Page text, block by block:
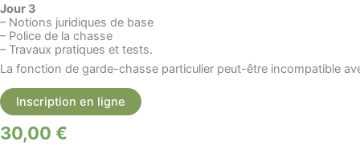
Jour 3
– Notions juridiques de base
– Police de la chasse
– Travaux pratiques et tests.
La fonction de garde-chasse particulier peut-être incompatible
Inscription en ligne
30,00 €